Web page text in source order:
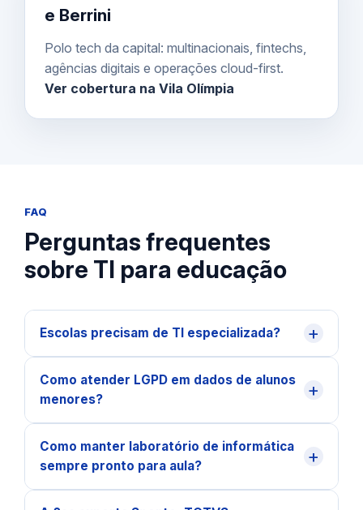
e Berrini
Polo tech da capital: multinacionais, fintechs,
agências digitais e operações cloud-first.
Ver cobertura na Vila Olímpia
FAQ
Perguntas frequentes
sobre TI para educação
Escolas precisam de TI especializada? +
Como atender LGPD em dados de alunos
menores?
+
Como manter laboratório de informática
sempre pronto para aula?
+